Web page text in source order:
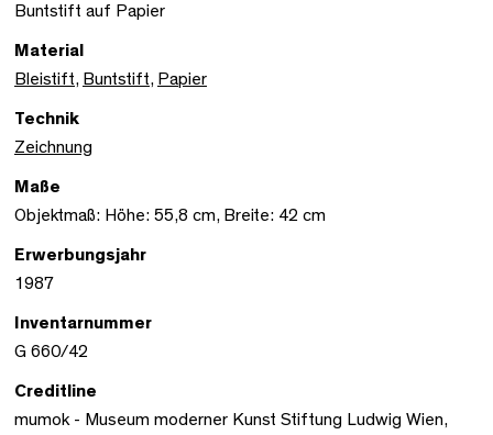
Buntstift auf Papier
Material
Bleistift, Buntstift, Papier
Technik
Zeichnung
Maße
Objektmaß: Höhe: 55,8 cm, Breite: 42 cm
Erwerbungsjahr
1987
Inventarnummer
G 660/42
Creditline
mumok - Museum moderner Kunst Stiftung Ludwig Wien,